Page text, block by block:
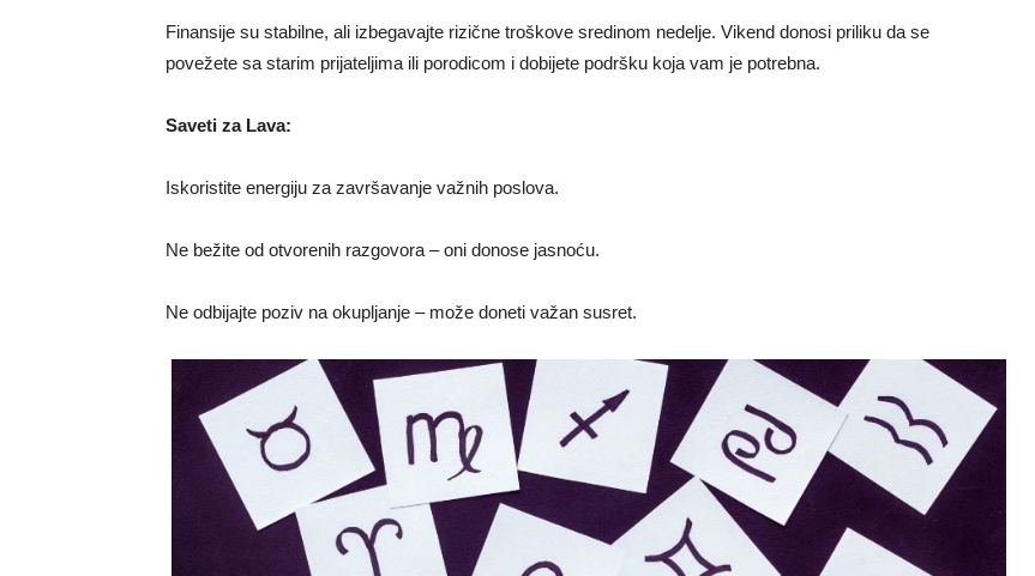
Finansije su stabilne, ali izbegavajte rizične troškove sredinom nedelje. Vikend donosi priliku da se
povežete sa starim prijateljima ili porodicom i dobijete podršku koja vam je potrebna.
Saveti za Lava:
Iskoristite energiju za završavanje važnih poslova.
Ne bežite od otvorenih razgovora – oni donose jasnoću.
Ne odbijajte poziv na okupljanje – može doneti važan susret.